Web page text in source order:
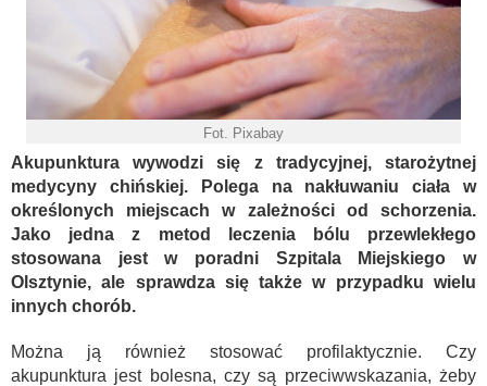
Fot. Pixabay
Akupunktura wywodzi się z tradycyjnej, starożytnej
medycyny chińskiej. Polega na nakłuwaniu ciała w
określonych miejscach w zależności od schorzenia.
Jako jedna z metod leczenia bólu przewlekłego
stosowana jest w poradni Szpitala Miejskiego w
Olsztynie, ale sprawdza się także w przypadku wielu
innych chorób.
Można ją również stosować profilaktycznie. Czy
akupunktura jest bolesna, czy są przeciwwskazania, żeby